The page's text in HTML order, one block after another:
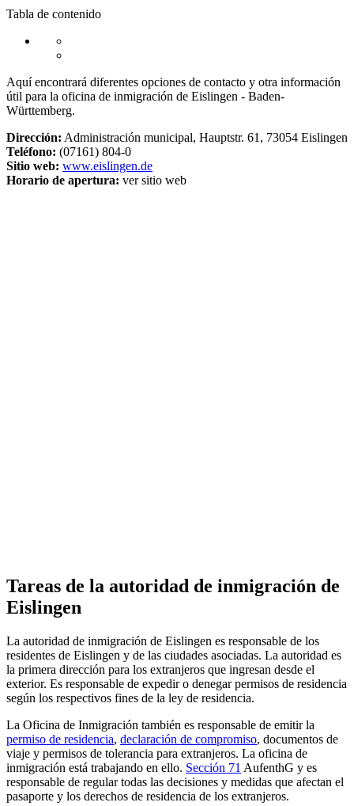
Tabla de contenido
Aquí encontrará diferentes opciones de contacto y otra información
útil para la oficina de inmigración de Eislingen - Baden-
Württemberg.
Dirección: Administración municipal, Hauptstr. 61, 73054 Eislingen
Teléfono: (07161) 804-0
Sitio web: www.eislingen.de
Horario de apertura: ver sitio web
Tareas de la autoridad de inmigración de
Eislingen
La autoridad de inmigración de Eislingen es responsable de los
residentes de Eislingen y de las ciudades asociadas. La autoridad es
la primera dirección para los extranjeros que ingresan desde el
exterior. Es responsable de expedir o denegar permisos de residencia
según los respectivos fines de la ley de residencia.
La Oficina de Inmigración también es responsable de emitir la
permiso de residencia, declaración de compromiso, documentos de
viaje y permisos de tolerancia para extranjeros. La oficina de
inmigración está trabajando en ello. Sección 71 AufenthG y es
responsable de regular todas las decisiones y medidas que afectan el
pasaporte y los derechos de residencia de los extranjeros.